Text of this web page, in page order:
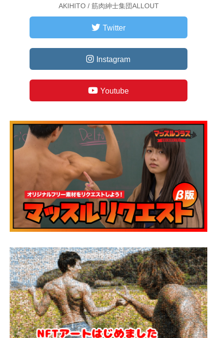
AKIHITO / 筋肉紳士集団ALLOUT
Twitter
Instagram
Youtube